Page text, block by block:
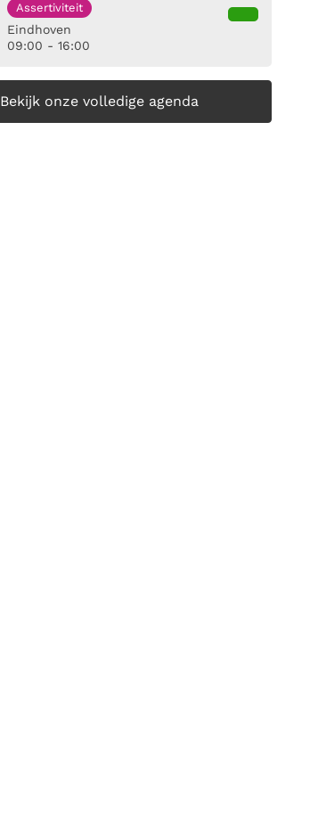
Assertiviteit
Eindhoven
09:00 - 16:00
Bekijk onze volledige agenda